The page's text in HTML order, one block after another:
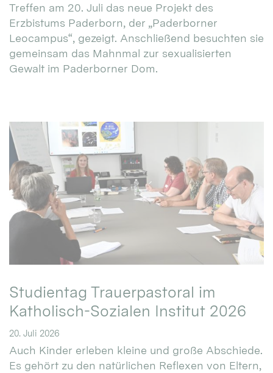
Treffen am 20. Juli das neue Projekt des
Erzbistums Paderborn, der „Paderborner
Leocampus“, gezeigt. Anschließend besuchten sie
gemeinsam das Mahnmal zur sexualisierten
Gewalt im Paderborner Dom.
Studientag Trauerpastoral im
Katholisch-Sozialen Institut 2026
20. Juli 2026
Auch Kinder erleben kleine und große Abschiede.
Es gehört zu den natürlichen Reflexen von Eltern,